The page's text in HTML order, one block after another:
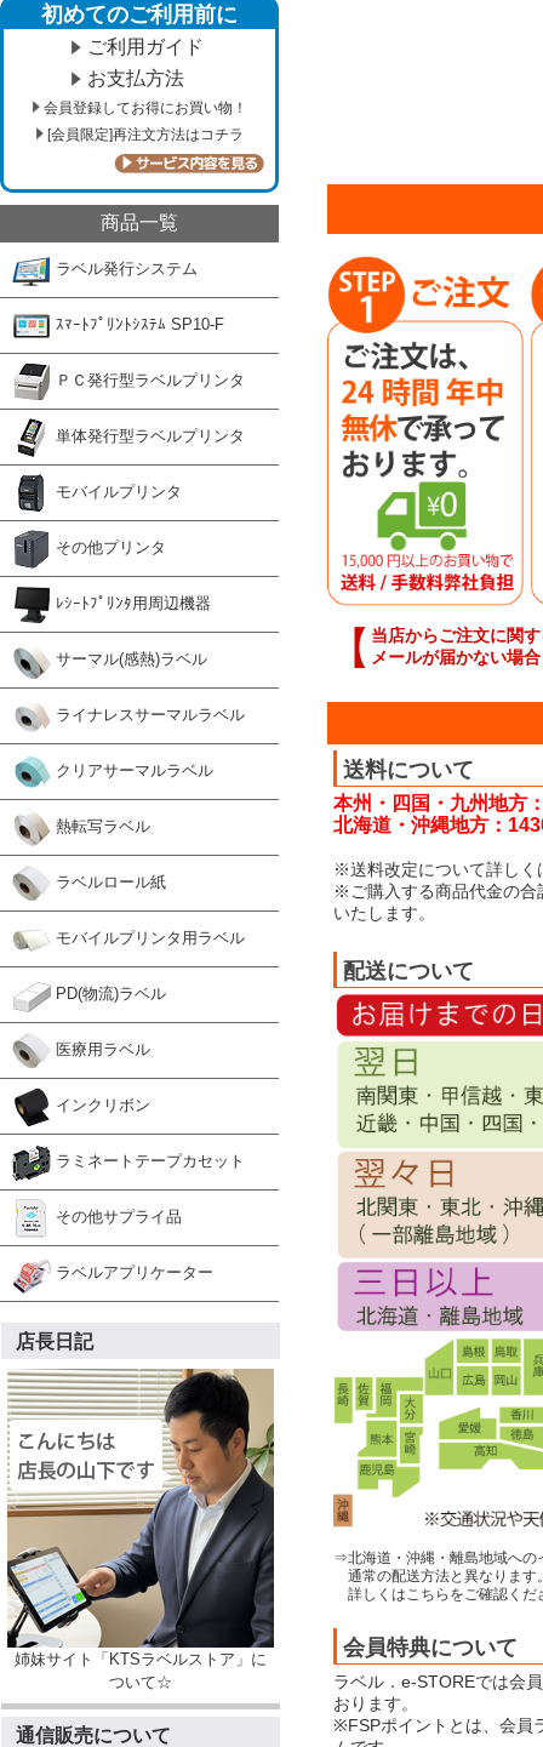
初めてのご利用前に
ご利用ガイド
お支払方法
会員登録してお得にお買い物！
[会員限定]再注文方法はコチラ
商品一覧
ラベル発行システム
ｽﾏｰﾄﾌﾟﾘﾝﾄｼｽﾃﾑ SP10-F
ＰＣ発行型ラベルプリンタ
単体発行型ラベルプリンタ
モバイルプリンタ
その他プリンタ
ﾚｼｰﾄﾌﾟﾘﾝﾀ用周辺機器
サーマル(感熱)ラベル
ライナレスサーマルラベル
クリアサーマルラベル
熱転写ラベル
ラベルロール紙
モバイルプリンタ用ラベル
PD(物流)ラベル
医療用ラベル
インクリボン
ラミネートテープカセット
その他サプライ品
ラベルアプリケーター
店長日記
姉妹サイト「KTSラベルストア」に
ついて☆
通信販売について
【 当店からご注文に関
メールが届かない場合
送料について
本州・四国・九州地方
北海道・沖縄地方：
※送料改定について詳しく
※ご購入する商品代金の合
いたします。
配送について
⇒北海道・沖縄・離島地域への
通常の配送方法と異なります
詳しくはこちらをご確認くだ
会員特典について
ラベル．e-STOREでは会
おります。
※FSPポイントとは、会員